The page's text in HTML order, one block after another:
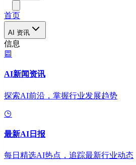
首页
AI 资讯
信息
AI新闻资讯
探索AI前沿，掌握行业发展趋势
最新AI日报
每日精选AI热点，追踪最新行业动态